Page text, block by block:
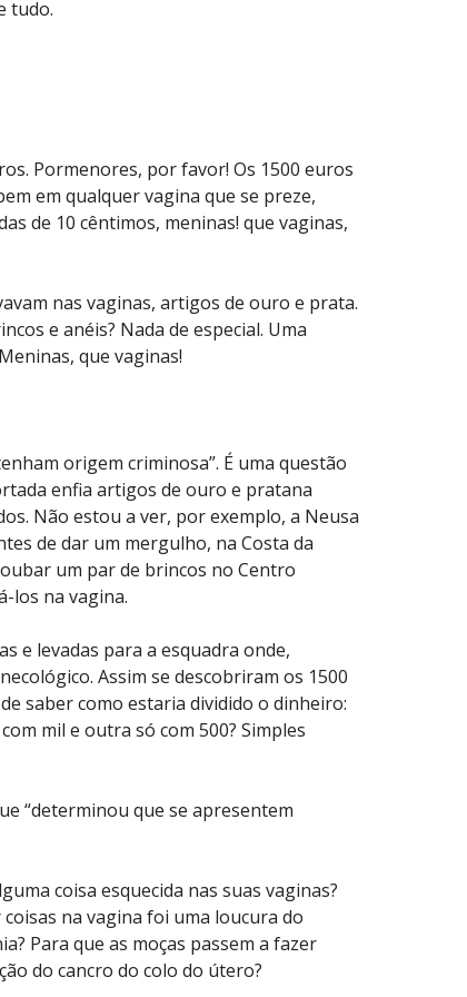
tudo.
Pormenores, por favor! Os 1500 euros
em qualquer vagina que se preze,
de 10 cêntimos, meninas! que vaginas,
nas vaginas, artigos de ouro e prata.
e anéis? Nada de especial. Uma
que vaginas!
origem criminosa”. É uma questão
enfia artigos de ouro e pratana
Não estou a ver, por exemplo, a Neusa
de dar um mergulho, na Costa da
um par de brincos no Centro
los na vagina.
e levadas para a esquadra onde,
Assim se descobriram os 1500
saber como estaria dividido o dinheiro:
mil e outra só com 500? Simples
“determinou que se apresentem
coisa esquecida nas suas vaginas?
na vagina foi uma loucura do
Para que as moças passem a fazer
do cancro do colo do útero?